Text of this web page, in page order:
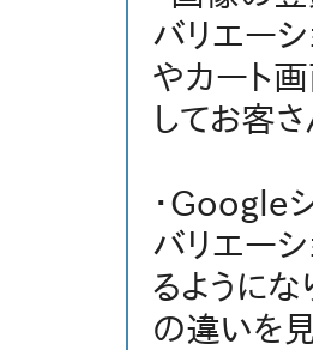
バリエー
やカート
してお客
・Google
バリエー
るように
の違いを